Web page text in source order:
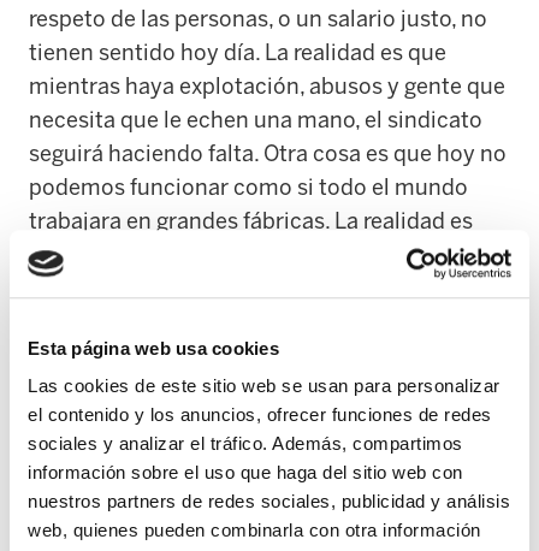
Esta página web usa cookies
Las cookies de este sitio web se usan para personalizar
el contenido y los anuncios, ofrecer funciones de redes
sociales y analizar el tráfico. Además, compartimos
información sobre el uso que haga del sitio web con
nuestros partners de redes sociales, publicidad y análisis
web, quienes pueden combinarla con otra información
respeto de las personas, o un salario justo, no
tienen sentido hoy día. La realidad es que
mientras haya explotación, abusos y gente que
necesita que le echen una mano, el sindicato
seguirá haciendo falta. Otra cosa es que hoy no
podemos funcionar como si todo el mundo
trabajara en grandes fábricas. La realidad es
más compleja, hay un verdadero mosaico de
empresas, tipos de contratos y situaciones
eficazmente, desde la cercanía, a cada
problema y situación. -Llevamos años en que
nos cae reforma tras reforma...- Y lo peor es
que en muchos casos esas reformas han tenido
apoyo sindical. ELA está radicalmente en
contra de ese modelo. Nuestro sitio no está